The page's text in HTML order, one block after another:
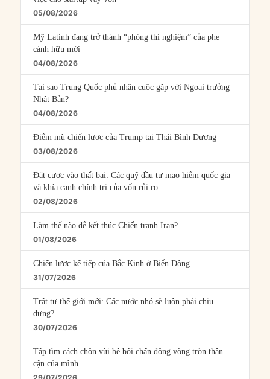
05/08/2026
Mỹ Latinh đang trở thành “phòng thí nghiệm” của phe
cánh hữu mới
04/08/2026
Tại sao Trung Quốc phủ nhận cuộc gặp với Ngoại trưởng
Nhật Bản?
04/08/2026
Điểm mù chiến lược của Trump tại Thái Bình Dương
03/08/2026
Đặt cược vào thất bại: Các quỹ đầu tư mạo hiểm quốc gia
và khía cạnh chính trị của vốn rủi ro
02/08/2026
Làm thế nào để kết thúc Chiến tranh Iran?
01/08/2026
Chiến lược kế tiếp của Bắc Kinh ở Biển Đông
31/07/2026
Trật tự thế giới mới: Các nước nhỏ sẽ luôn phải chịu
đựng?
30/07/2026
Tập tìm cách chôn vùi bê bối chấn động vòng tròn thân
cận của mình